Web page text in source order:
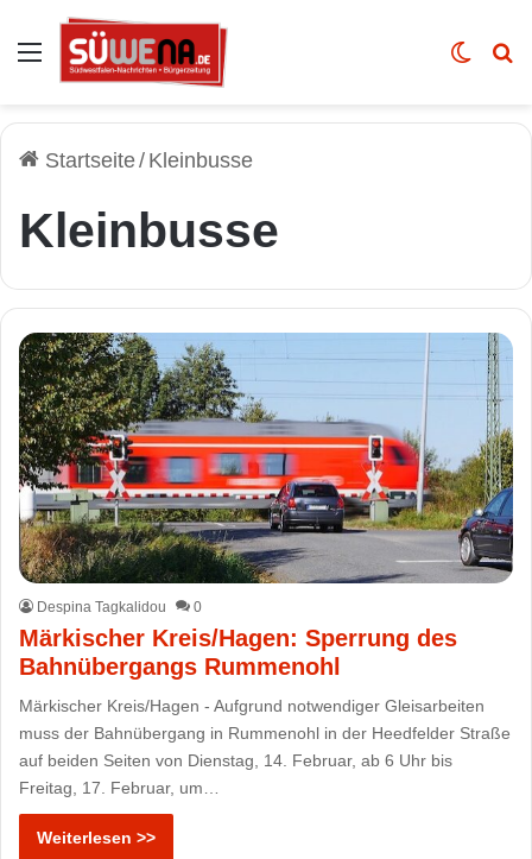
Auswahl Skin
Startseite/ Kleinbusse
Kleinbusse
Despina Tagkalidou 0
Märkischer Kreis/Hagen: Sperrung des
Bahnübergangs Rummenohl
Märkischer Kreis/Hagen - Aufgrund notwendiger Gleisarbeiten
muss der Bahnübergang in Rummenohl in der Heedfelder Straße
auf beiden Seiten von Dienstag, 14. Februar, ab 6 Uhr bis
Freitag, 17. Februar, um…
Weiterlesen >>